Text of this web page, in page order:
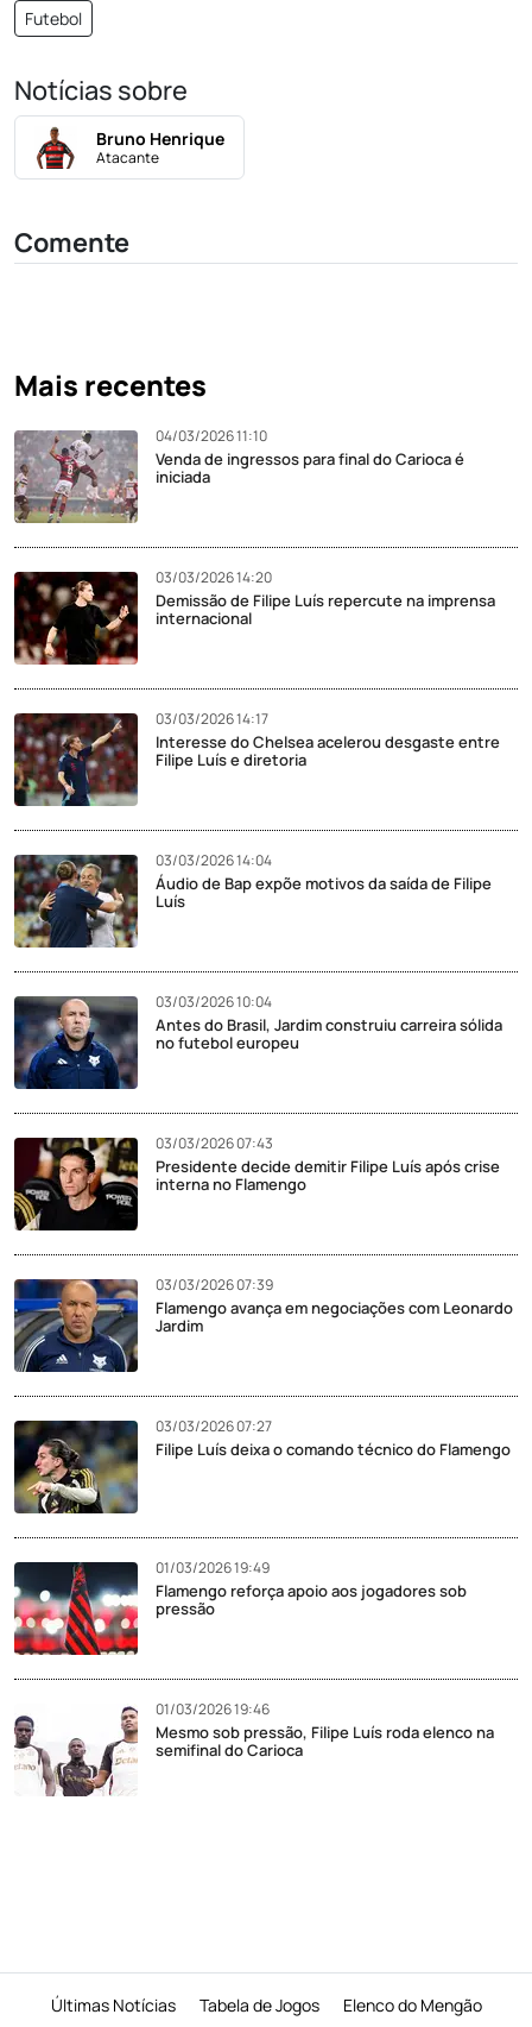
Futebol
Notícias sobre
Bruno Henrique
Atacante
Comente
Mais recentes
04/03/2026 11:10
Venda de ingressos para final do Carioca é
iniciada
03/03/2026 14:20
Demissão de Filipe Luís repercute na imprensa
internacional
03/03/2026 14:17
Interesse do Chelsea acelerou desgaste entre
Filipe Luís e diretoria
03/03/2026 14:04
Áudio de Bap expõe motivos da saída de Filipe
Luís
03/03/2026 10:04
Antes do Brasil, Jardim construiu carreira sólida
no futebol europeu
03/03/2026 07:43
Presidente decide demitir Filipe Luís após crise
interna no Flamengo
03/03/2026 07:39
Flamengo avança em negociações com Leonardo
Jardim
03/03/2026 07:27
Filipe Luís deixa o comando técnico do Flamengo
01/03/2026 19:49
Flamengo reforça apoio aos jogadores sob
pressão
01/03/2026 19:46
Mesmo sob pressão, Filipe Luís roda elenco na
semifinal do Carioca
Últimas Notícias Tabela de Jogos Elenco do Mengão